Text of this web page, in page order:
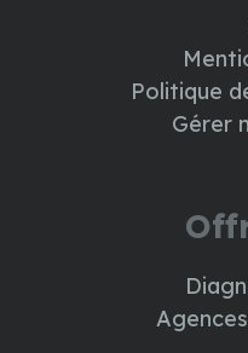
Politique
Gérer